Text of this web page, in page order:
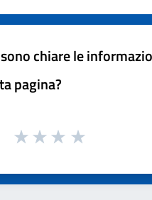
chiare le
pagina?